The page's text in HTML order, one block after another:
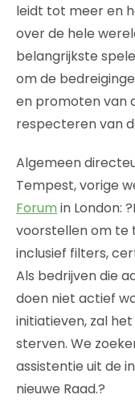
leidt tot meer en
over de hele
belangrijkste
om de
en promoten van
respecteren van
Algemeen
Tempest, vorige
Forum in London:
voorstellen om te
inclusief filters,
Als bedrijven die
doen niet actief
initiatieven, zal
sterven. We
assistentie uit de
nieuwe Raad.?